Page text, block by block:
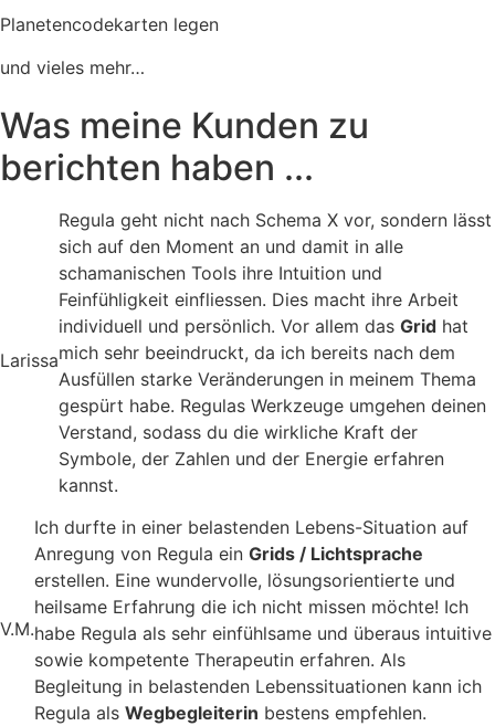
Planetencodekarten legen
und vieles mehr…
Was meine Kunden zu
berichten haben ...
Larissa
Regula geht nicht nach Schema X vor, sondern lässt
sich auf den Moment an und damit in alle
schamanischen Tools ihre Intuition und
Feinfühligkeit einfliessen. Dies macht ihre Arbeit
individuell und persönlich. Vor allem das Grid hat
mich sehr beeindruckt, da ich bereits nach dem
Ausfüllen starke Veränderungen in meinem Thema
gespürt habe. Regulas Werkzeuge umgehen deinen
Verstand, sodass du die wirkliche Kraft der
Symbole, der Zahlen und der Energie erfahren
kannst.
V.M.
Ich durfte in einer belastenden Lebens-Situation auf
Anregung von Regula ein Grids / Lichtsprache
erstellen. Eine wundervolle, lösungsorientierte und
heilsame Erfahrung die ich nicht missen möchte! Ich
habe Regula als sehr einfühlsame und überaus intuitive
sowie kompetente Therapeutin erfahren. Als
Begleitung in belastenden Lebenssituationen kann ich
Regula als Wegbegleiterin bestens empfehlen.